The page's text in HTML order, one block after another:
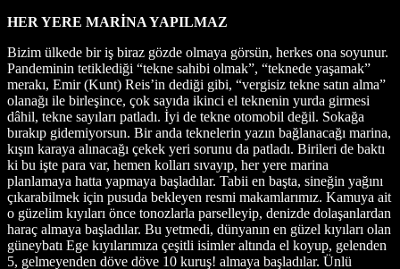
HER YERE MARİNA YAPILMAZ
Bizim ülkede bir iş biraz gözde olmaya görsün, herkes ona soyunur.
Pandeminin tetiklediği “tekne sahibi olmak”, “teknede yaşamak”
merakı, Emir (Kunt) Reis’in dediği gibi, “vergisiz tekne satın alma”
olanağı ile birleşince, çok sayıda ikinci el teknenin yurda girmesi
dâhil, tekne sayıları patladı. İyi de tekne otomobil değil. Sokağa
bırakıp gidemiyorsun. Bir anda teknelerin yazın bağlanacağı marina,
kışın karaya alınacağı çekek yeri sorunu da patladı. Birileri de baktı
ki bu işte para var, hemen kolları sıvayıp, her yere marina
planlamaya hatta yapmaya başladılar. Tabii en başta, sineğin yağını
çıkarabilmek için pusuda bekleyen resmi makamlarımız. Kamuya ait
o güzelim kıyıları önce tonozlarla parselleyip, denizde dolaşanlardan
haraç almaya başladılar. Bu yetmedi, dünyanın en güzel kıyıları olan
güneybatı Ege kıyılarımıza çeşitli isimler altında el koyup, gelenden
5, gelmeyenden döve döve 10 kuruş! almaya başladılar. Ünlü